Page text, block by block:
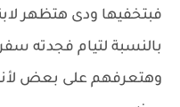
فبتخفيها ودى هتظهر
بالنسبة لتيام فجدته